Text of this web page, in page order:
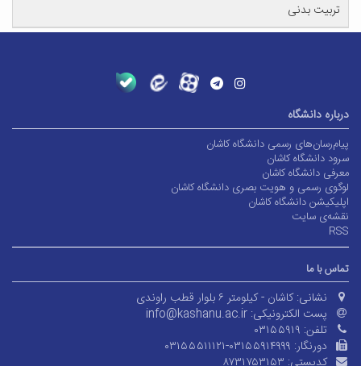
تربیت بدنی
درباره دانشگاه
پیام‌رسان‌های رسمی دانشگاه کاشان
سرود دانشگاه کاشان
معرفی دانشگاه کاشان
لوگوی رسمی و هویت بصری دانشگاه کاشان
اپلیکیشن دانشگاه کاشان
نقشه‌ی سایت
RSS
تماس با ما
نشانی: کاشان - کیلومتر ۶ بلوار قطب راوندی
پست الکترونیکی: info@kashanu.ac.ir
تلفن: ۰۳۱۵۵۹۱۹
دورنگار: ۰۳۱۵۵۵۱۱۱۲۱-۰۳۱۵۵۹۱۴۹۹۹